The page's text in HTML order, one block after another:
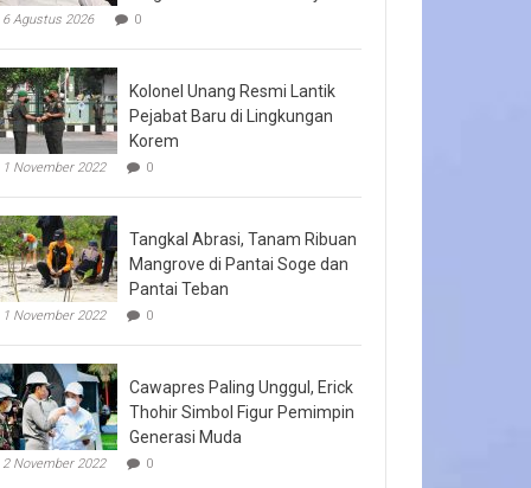
6 Agustus 2026 0
Kolonel Unang Resmi Lantik
Pejabat Baru di Lingkungan
Korem
1 November 2022 0
Tangkal Abrasi, Tanam Ribuan
Mangrove di Pantai Soge dan
Pantai Teban
1 November 2022 0
Cawapres Paling Unggul, Erick
Thohir Simbol Figur Pemimpin
Generasi Muda
2 November 2022 0